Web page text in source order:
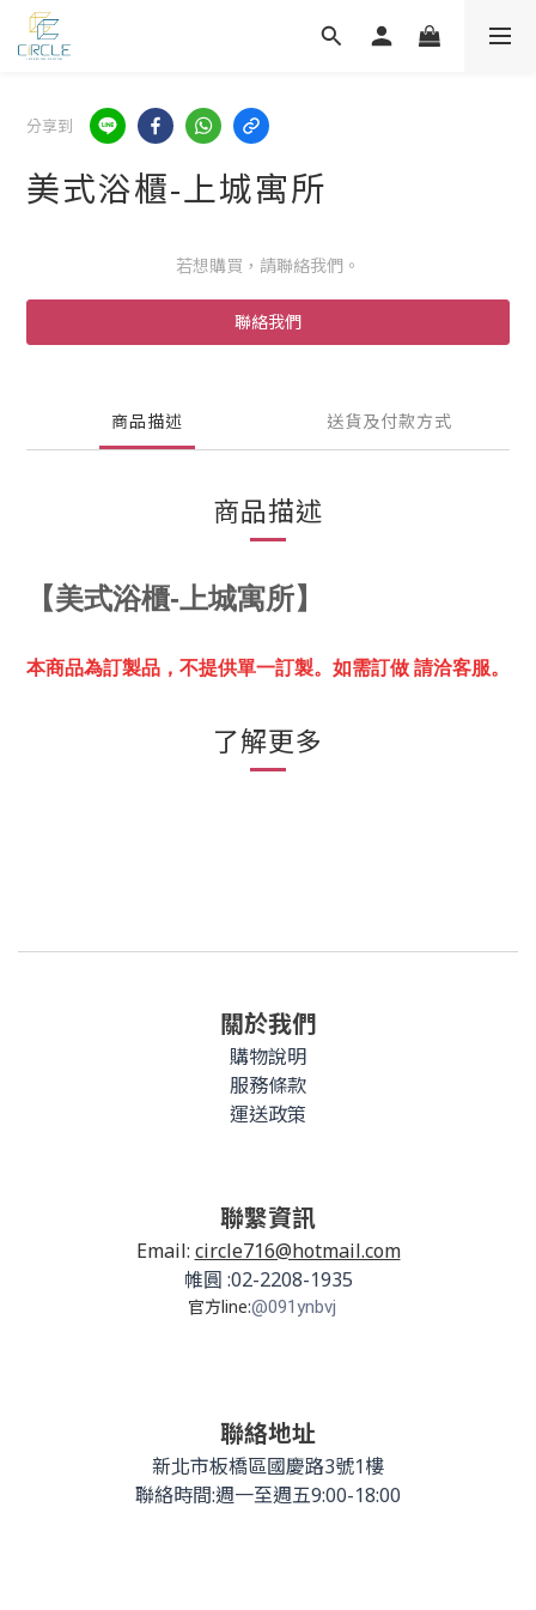
分享到
美式浴櫃-上城寓所
若想購買，請聯絡我們。
聯絡我們
商品描述 送貨及付款方式
商品描述
【美式浴櫃-上城寓所】
本商品為訂製品，不提供單一訂製。 如需訂做 請洽客服。
了解更多
關於我們
購物說明
服務條款
運送政策
聯繫資訊
Email: circle716@hotmail.com
帷圓 :02-2208-1935
官方line:@091ynbvj
聯絡地址
新北市板橋區國慶路3號1樓
聯絡時間:週一至週五9:00-18:00